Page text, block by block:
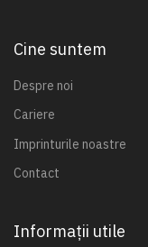
Cine suntem
Despre noi
Cariere
Imprinturile noastre
Contact
Informații utile